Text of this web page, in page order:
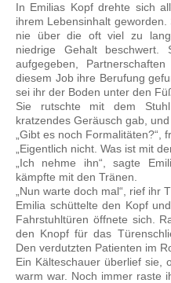
In Emilias Kopf drehte sich
ihrem Lebensinhalt
nie über die oft viel zu
niedrige Gehalt
aufgegeben,
diesem Job ihre Berufung
sei ihr der Boden unter den
Sie rutschte mit dem
kratzendes Geräusch gab, und
„Gibt es noch Formalitäten?“,
„Eigentlich nicht. Was ist mit
„Ich nehme ihn“, sagte
kämpfte mit den Tränen.
„Nun warte doch mal“, rief ihr
Emilia schüttelte den Kopf
Fahrstuhltüren öffnete sich.
den Knopf für das
Den verdutzten Patienten im
Ein Kälteschauer überlief sie,
warm war. Noch immer raste